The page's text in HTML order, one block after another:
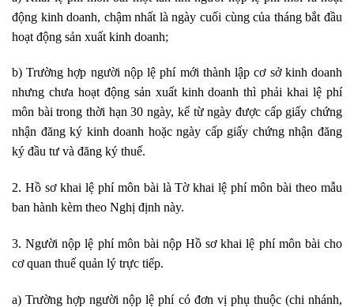
động kinh doanh, chậm nhất là ngày cuối cùng của tháng bắt đầu
hoạt động sản xuất kinh doanh;
b) Trường hợp người nộp lệ phí mới thành lập cơ sở kinh doanh
nhưng chưa hoạt động sản xuất kinh doanh thì phải khai lệ phí
môn bài trong thời hạn 30 ngày, kể từ ngày được cấp giấy chứng
nhận đăng ký kinh doanh hoặc ngày cấp giấy chứng nhận đăng
ký đầu tư và đăng ký thuế.
2. Hồ sơ khai lệ phí môn bài là Tờkhai lệ phí môn bài theo mẫu
ban hành kèm theo Nghị định này.
3. Người nộp lệ phí môn bài nộp Hồ sơ khai lệ phí môn bài cho
cơ quan thuế quản lý trực tiếp.
a) Trường hợp người nộp lệ phí có đơn vị phụ thuộc (chi nhánh,